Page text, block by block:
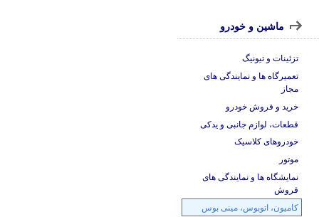
ماشین و خودرو
تزئینات و تیونیگ
تعمیرگاه ها و نمایندگی های
مجاز
خرید و فروش خودرو
قطعات، لوازم جانبی و یدکی
خودروهای کلاسیک
موتور
نمایشگاه ها و نمایندگی های
فروش
کامیون، اتوبوس، مینی بوس